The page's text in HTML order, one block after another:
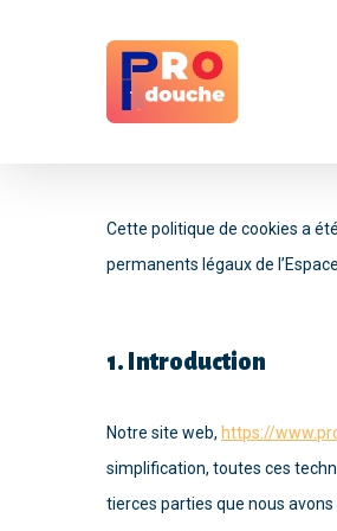
Cette politique de cookies a
permanents légaux de
1. Introduction
Notre site web, https://
simplification, toutes ces
tierces parties que nous